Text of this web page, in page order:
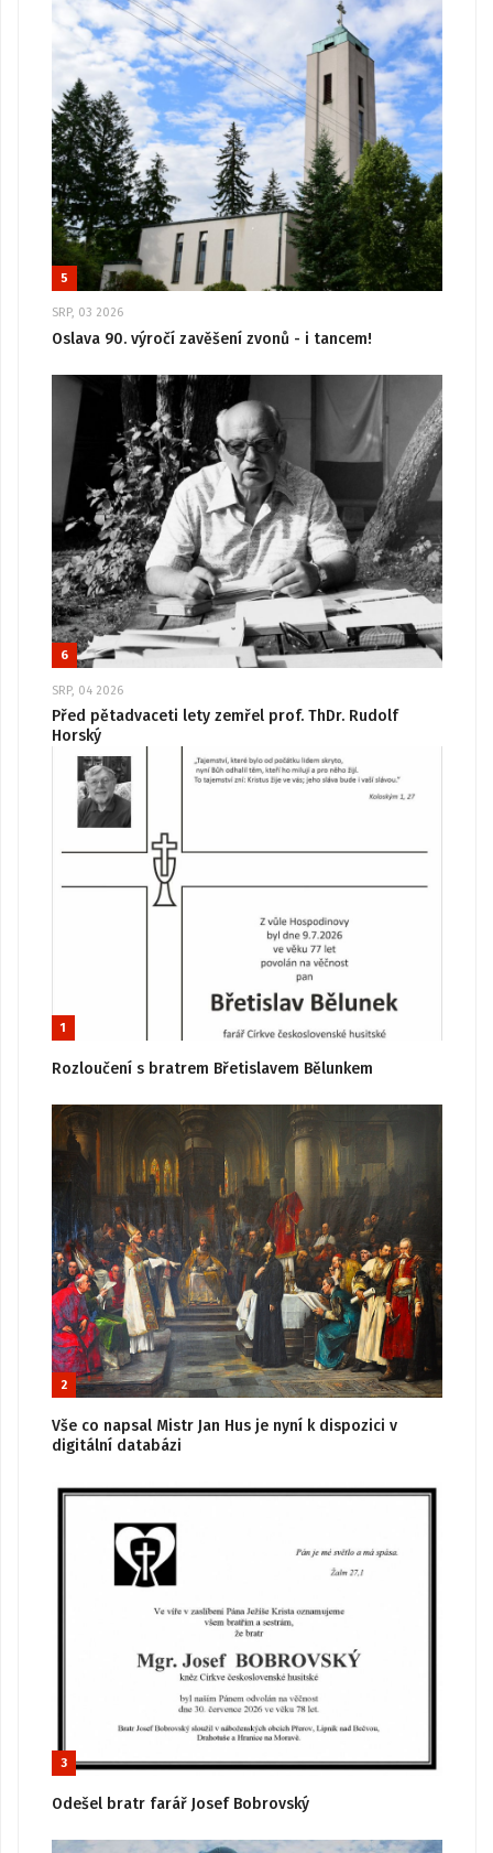
5
SRP, 03 2026
Oslava 90. výročí zavěšení zvonů - i tancem!
6
SRP, 04 2026
Před pětadvaceti lety zemřel prof. ThDr. Rudolf
Horský
1
Rozloučení s bratrem Břetislavem Bělunkem
2
Vše co napsal Mistr Jan Hus je nyní k dispozici v
digitální databázi
3
Odešel bratr farář Josef Bobrovský